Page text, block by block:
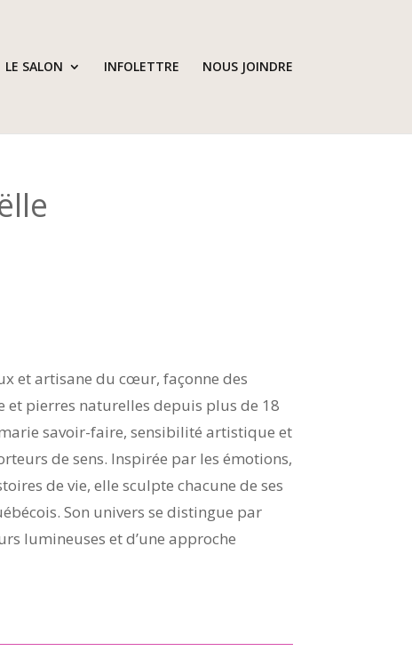
LE SALON INFOLETTRE NOUS JOINDRE
et artisane du cœur, façonne des
et pierres naturelles depuis plus de 18
savoir-faire, sensibilité artistique et
de sens. Inspirée par les émotions,
de vie, elle sculpte chacune de ses
Son univers se distingue par
lumineuses et d’une approche